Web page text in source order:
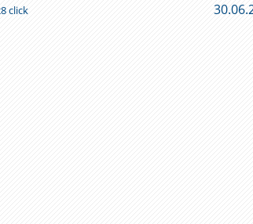
click